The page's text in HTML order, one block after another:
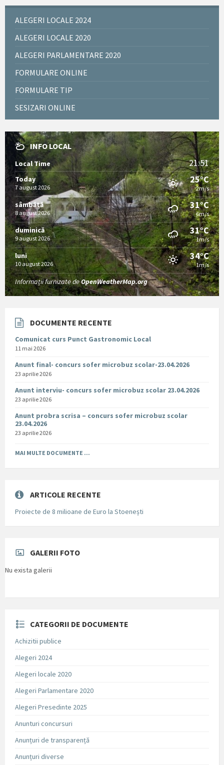
ALEGERI LOCALE 2024
ALEGERI LOCALE 2020
ALEGERI PARLAMENTARE 2020
FORMULARE ONLINE
FORMULARE TIP
SESIZARI ONLINE
INFO LOCAL
Local Time 21:51
Today
7 august 2026
25°C
2m/s
sâmbătă
8 august 2026
31°C
6m/s
duminică
9 august 2026
31°C
1m/s
luni
10 august 2026
34°C
1m/s
Informații furnizate deOpenWeatherMap.org
DOCUMENTE RECENTE
Comunicat curs Punct Gastronomic Local
11 mai 2026
Anunt final- concurs sofer microbuz scolar-23.04.2026
23 aprilie 2026
Anunt interviu- concurs sofer microbuz scolar 23.04.2026
23 aprilie 2026
Anunt probra scrisa – concurs sofer microbuz scolar
23.04.2026
23 aprilie 2026
MAI MULTE DOCUMENTE ...
ARTICOLE RECENTE
Proiecte de 8 milioane de Euro la Stoenești
GALERII FOTO
Nu exista galerii
CATEGORII DE DOCUMENTE
Achizitii publice
Alegeri 2024
Alegeri locale 2020
Alegeri Parlamentare 2020
Alegeri Presedinte 2025
Anunturi concursuri
Anunțuri de transparență
Anunțuri diverse